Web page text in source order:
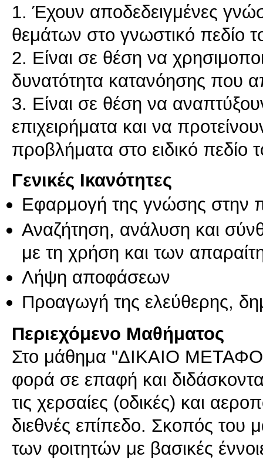
1. Έχουν αποδεδειγμένες
θεμάτων στο γνωστικό πεδίο
2. Είναι σε θέση να
δυνατότητα κατανόησης που
3. Είναι σε θέση να
επιχειρήματα και να
Γενικές Ικανότητες
Εφαρμογή της γνώσης στην
Αναζήτηση, ανάλυση και
με τη χρήση και των
Λήψη αποφάσεων
Προαγωγή της ελεύθερης,
Περιεχόμενο Μαθήματος
Στο μάθημα "ΔΙΚΑΙΟ
φορά σε επαφή και
τις χερσαίες (οδικές) και
διεθνές επίπεδο. Σκοπός του
των φοιτητών με βασικές